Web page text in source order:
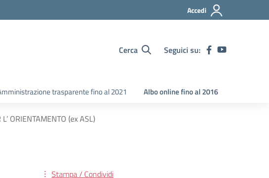
Accedi
Cerca Seguici su:
trasparente fino al 2021 Albo online fino al 2016
ORIENTAMENTO (ex ASL)
Stampa / Condividi